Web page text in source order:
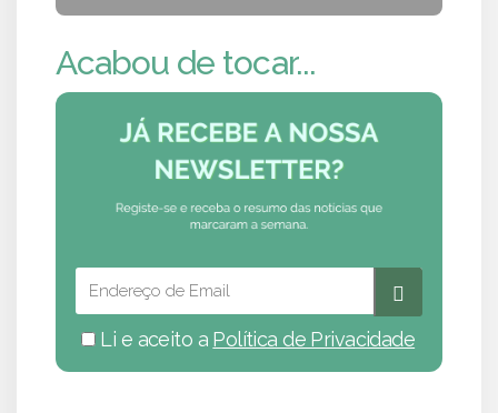
Acabou de tocar...
Li e aceito a Política de Privacidade